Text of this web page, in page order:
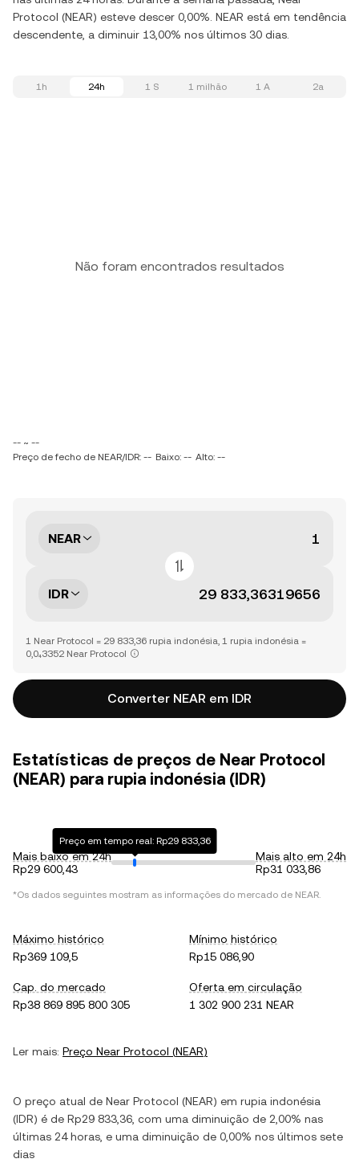
Protocol (NEAR) esteve descer 0,00%. NEAR está em tendência
descendente, a diminuir 13,00% nos últimos 30 dias.
1h 24h 1 S 1 milhão 1 A 2a
Não foram encontrados resultados
-- ~ --
Preço de fecho de NEAR/IDR: -- Baixo: -- Alto: --
NEAR
IDR
1 Near Protocol = 29 833,36 rupia indonésia, 1 rupia indonésia =
0,0₄3352 Near Protocol
Converter NEAR em IDR
Estatísticas de preços de Near Protocol
(NEAR) para rupia indonésia (IDR)
Mais baixo em 24h
Rp29 600,43
Preço em tempo real: Rp29 833,36
Mais alto em 24h
Rp31 033,86
*Os dados seguintes mostram as informações do mercado de NEAR.
Máximo histórico
Rp369 109,5
Mínimo histórico
Rp15 086,90
Cap. do mercado
Rp38 869 895 800 305
Oferta em circulação
1 302 900 231 NEAR
Ler mais: Preço Near Protocol (NEAR)
O preço atual de Near Protocol (NEAR) em rupia indonésia
(IDR) é de Rp29 833,36 , com uma diminuição de 2,00% nas
últimas 24 horas, e uma diminuição de 0,00% nos últimos sete
dias